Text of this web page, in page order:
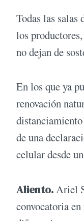
Todas las salas
los
no dejan de
En los que ya
renovación
de una
celular desde
Aliento.Ariel
convocatoria